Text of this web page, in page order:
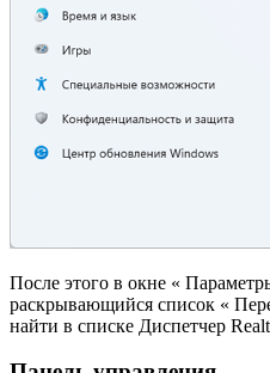
После этого в окне «
раскрывающийся список «
найти в списке Диспетчер